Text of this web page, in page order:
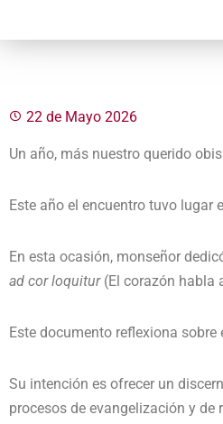
22 de Mayo 2026
Un año, más nuestro querido
Este año el encuentro tuvo lugar
En esta ocasión, monseñor
ad cor loquitur(El corazón habla
Este documento reflexiona
Su intención es ofrecer un
procesos de evangelización y de